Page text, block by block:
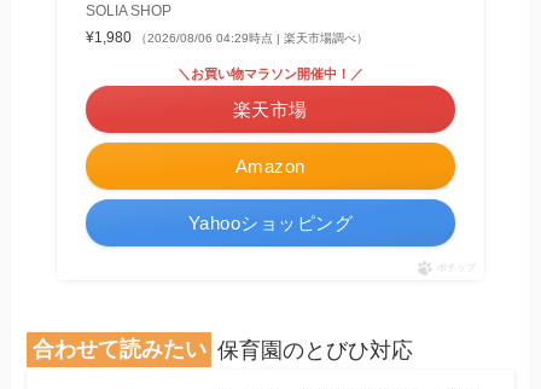
SOLIA SHOP
¥1,980
（2026/08/06 04:29時点 | 楽天市場調べ）
Amazon
＼お買い物マラソン開催中！／
楽天市場
Yahooショッピング
ポチップ
合わせて読みたい 保育園のとびひ対応